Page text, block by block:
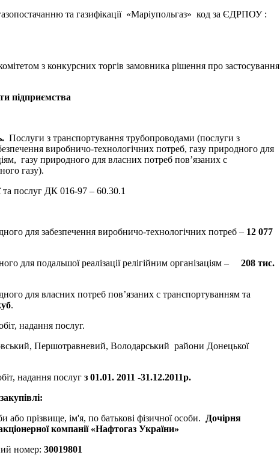
та газифікації «Маріупольгаз» код за ЄДРПОУ :
з конкурсних торгів замовника рішення про застосування
підприємства
Послуги з транспортування трубопроводами (послуги з
виробничо-технологічних потреб, газу природного для
газу природного для власних потреб пов’язаних с
газу).
та послуг ДК 016-97 – 60.30.1
для забезпечення виробничо-технологічних потреб – 12 077
для подальшої реалізації релігійним організаціям – 208 тис.
для власних потреб пов’язаних с транспортуванням та
.
надання послуг.
Першотравневий, Володарський райони Донецької
надання послуг з 01.01. 2011 -31.12.2011р.
прізвище, ім'я, по батькові фізичної особи.
Дочірня
компанії «Нафтогаз України»
номер: 30019801